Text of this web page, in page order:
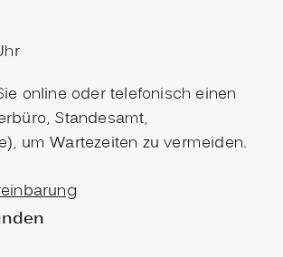
online oder telefonisch einen
Standesamt,
um Wartezeiten zu vermeiden.